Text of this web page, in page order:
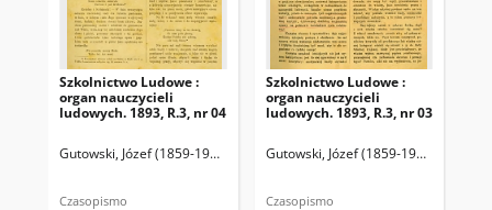
Szkolnictwo Ludowe :
organ nauczycieli
ludowych. 1893, R.3, nr 04
Gutowski, Józef (1859-1916). Redaktor
Czasopismo
Szkolnictwo Ludowe :
organ nauczycieli
ludowych. 1893, R.3, nr 03
Gutowski, Józef (1859-1916).
Czasopismo